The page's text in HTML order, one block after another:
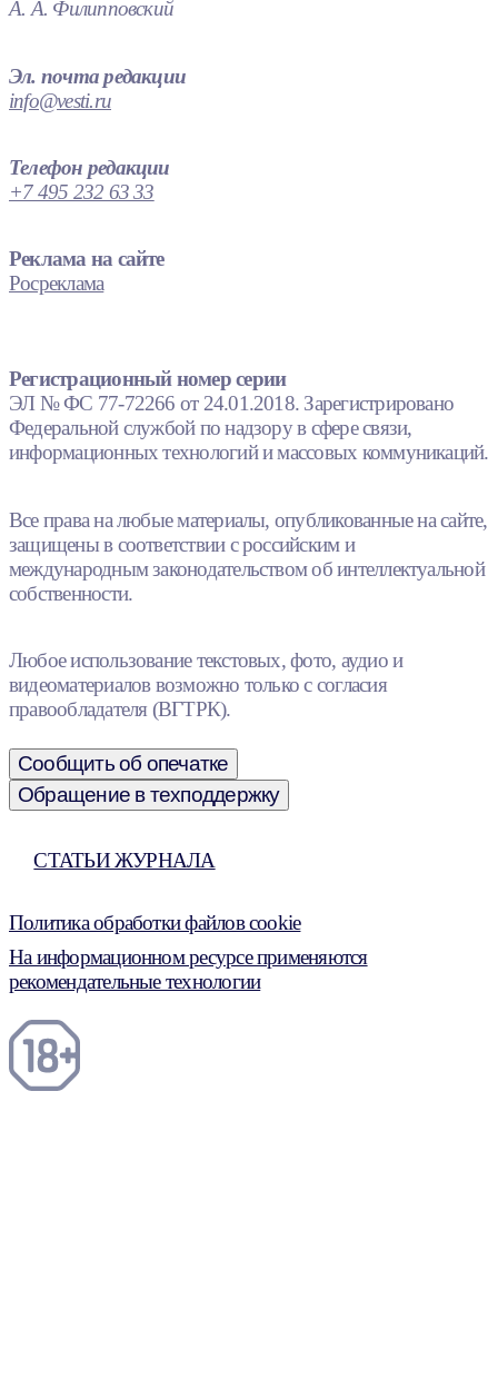
А. А. Филипповский
Эл. почта редакции
info@vesti.ru
Телефон редакции
+7 495 232 63 33
Реклама на сайте
Росреклама
Регистрационный номер серии
ЭЛ № ФС 77-72266 от 24.01.2018. Зарегистрировано
Федеральной службой по надзору в сфере связи,
информационных технологий и массовых коммуникаций.
Все права на любые материалы, опубликованные на сайте,
защищены в соответствии с российским и
международным законодательством об интеллектуальной
собственности.
Любое использование текстовых, фото, аудио и
видеоматериалов возможно только с согласия
правообладателя (ВГТРК).
Сообщить об опечатке
Обращение в техподдержку
СТАТЬИ ЖУРНАЛА
Политика обработки файлов cookie
На информационном ресурсе применяются
рекомендательные технологии